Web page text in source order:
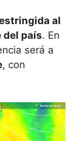
al
del país. En
será a
, con